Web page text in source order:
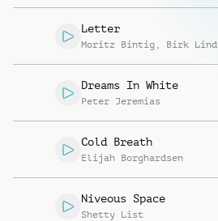
Letter
Moritz Bintig , Birk Lind
Dreams In White
Peter Jeremias
Cold Breath
Elijah Borghardsen
Niveous Space
Shetty List